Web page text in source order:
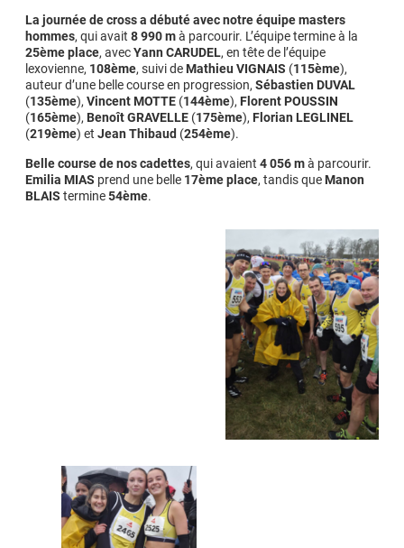
La journée de cross a débuté avec notre équipe masters
hommes, qui avait 8 990 mà parcourir. L’équipe termine à la
25ème place, avecYann CARUDEL, en tête de l’équipe
lexovienne, 108ème, suivi de Mathieu VIGNAIS (115ème),
auteur d’une belle course en progression, Sébastien DUVAL
(135ème), Vincent MOTTE (144ème), Florent POUSSIN
(165ème), Benoît GRAVELLE (175ème), Florian LEGLINEL
(219ème) et Jean Thibaud (254ème).
Belle course de nos cadettes, qui avaient 4 056 mà parcourir.
Emilia MIAS prend une belle 17ème place, tandis que Manon
BLAIS termine54ème.